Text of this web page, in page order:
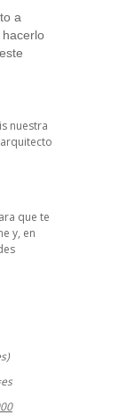
a
hacerlo
nuestra
que te
y, en